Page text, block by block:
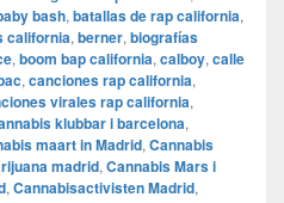
bash, batallas de rap california,
california, berner, biografías
, boom bap california, calboy, calle
, canciones rap california,
virales rap california,
klubbar i barcelona,
maart in Madrid, Cannabis
madrid, Cannabis Mars i
, Cannabisactivisten Madrid,